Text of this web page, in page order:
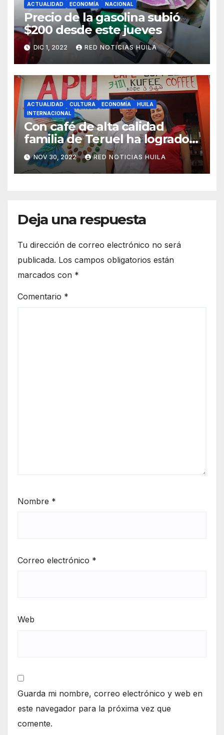
ACTUALIDAD ECONOMÍA NACIONAL
Precio de la gasolina subió
$200 desde este jueves
DIC 1, 2022 RED NOTICIAS HUILA
ACTUALIDAD CULTURA ECONOMÍA
HUILA
INTERNACIONAL
Con café de alta calidad
familia de Teruel ha logrado
conquistar 12 países
NOV 30, 2022 RED NOTICIAS HUILA
Deja una respuesta
Tu dirección de correo electrónico no será
publicada. Los campos obligatorios están
marcados con *
Comentario *
Nombre *
Correo electrónico *
Web
Guarda mi nombre, correo electrónico y web en
este navegador para la próxima vez que
comente.